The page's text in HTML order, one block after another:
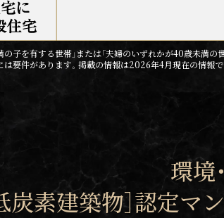
子を有する世帯」または「夫婦のいずれかが40歳未満の
要件があります。掲載の情報は2026年4月現在の情報
環境
炭素建築物］認定